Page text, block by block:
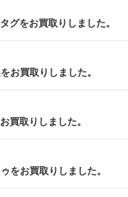
グをお買取りしました。
お買取りしました。
買取りしました。
をお買取りしました。